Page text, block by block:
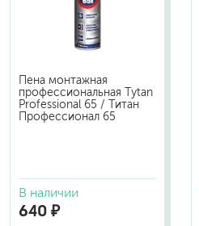
Пена монтажная
профессиональная Tytan
Professional 65 / Титан
Профессионал 65
В наличии
640 ₽